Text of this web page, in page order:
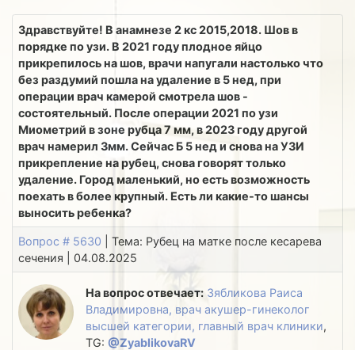
Здравствуйте! В анамнезе 2 кс 2015,2018. Шов в
порядке по узи. В 2021 году плодное яйцо
прикрепилось на шов, врачи напугали настолько что
без раздумий пошла на удаление в 5 нед, при
операции врач камерой смотрела шов -
состоятельный. После операции 2021 по узи
Миометрий в зоне рубца 7 мм, в 2023 году другой
врач намерил 3мм. Сейчас Б 5 нед и снова на УЗИ
прикрепление на рубец, снова говорят только
удаление. Город маленький, но есть возможность
поехать в более крупный. Есть ли какие-то шансы
выносить ребенка?
Вопрос # 5630 | Тема: Рубец на матке после кесарева
сечения | 04.08.2025
На вопрос отвечает: Зябликова Раиса
Владимировна, врач акушер-гинеколог
высшей категории, главный врач клиники,
TG: @ZyablikovaRV